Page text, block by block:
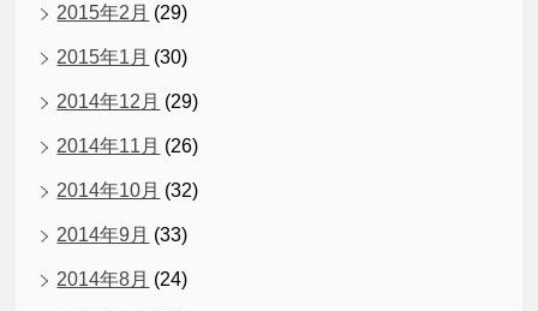
2015年2月 (29)
2015年1月 (30)
2014年12月 (29)
2014年11月 (26)
2014年10月 (32)
2014年9月 (33)
2014年8月 (24)